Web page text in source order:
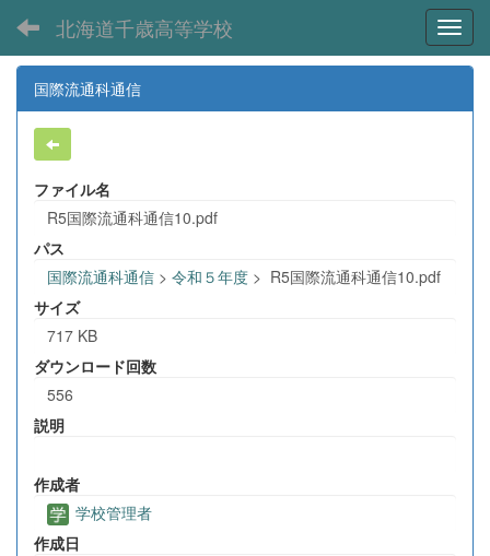
北海道千歳高等学校
国際流通科通信
ファイル名
R5国際流通科通信10.pdf
パス
国際流通科通信 > 令和５年度 > R5国際流通科通信10.pdf
サイズ
717 KB
ダウンロード回数
556
説明
作成者
学校管理者
作成日